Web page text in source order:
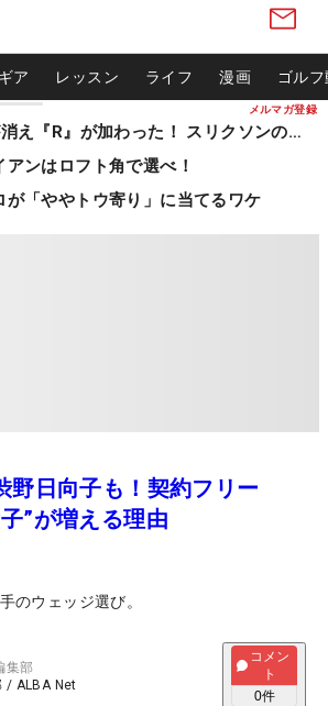
メルマガ登録
ギア レッスン ライフ 漫画 ゴル
『4』が消え『R』が加わった！ スリクソンの新作
アンはロフト角で選べ！
が「ややトウ寄り」に当てるワケ
野日向子も！契約フリー
”が増える理由
のウェッジ選び。
集部
/ ALBA Net
コメン
ト
0件